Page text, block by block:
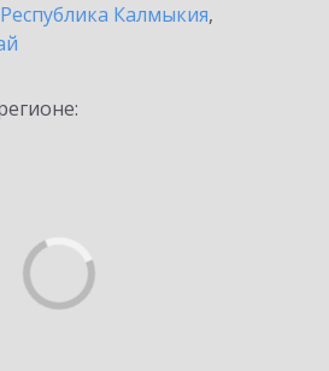
Республика Калмыкия,